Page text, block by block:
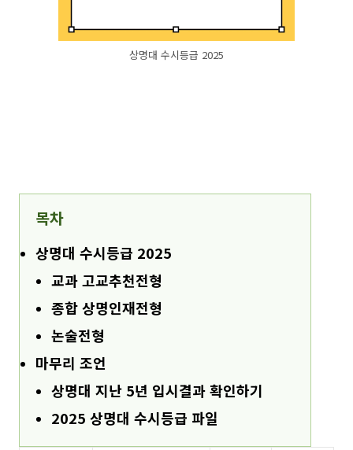
상명대 수시등급 2025
목차
상명대 수시등급 2025
교과 고교추천전형
종합 상명인재전형
논술전형
마무리 조언
상명대 지난 5년 입시결과 확인하기
2025 상명대 수시등급 파일